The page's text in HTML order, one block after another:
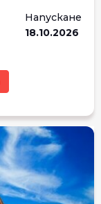
Напускане
18.10.2026